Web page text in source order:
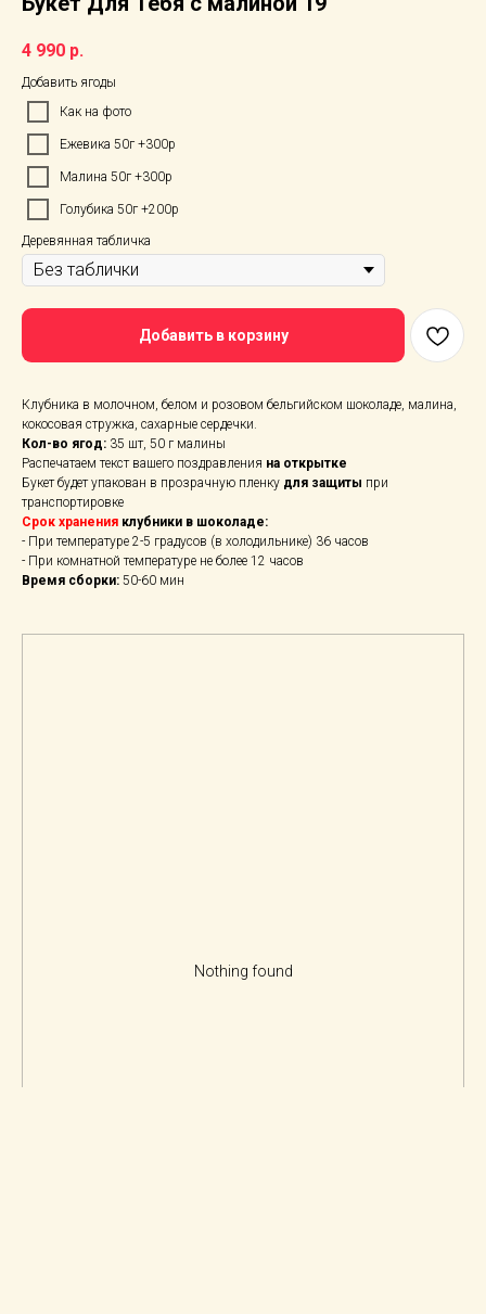
4 990 р.
Добавить ягоды
Как на фото
Ежевика 50г +300р
Малина 50г +300р
Голубика 50г +200р
Деревянная табличка
Добавить в корзину
Клубника в молочном, белом и розовом бельгийском шоколаде, малина,
кокосовая стружка, сахарные сердечки.
Кол-во ягод: 35 шт, 50 г малины
Распечатаем текст вашего поздравления на открытке
Букет будет упакован в прозрачную пленку для защиты при
транспортировке
Срок хранения клубники в шоколаде:
- При температуре 2-5 градусов (в холодильнике) 36 часов
- При комнатной температуре не более 12 часов
Время сборки: 50-60 мин
Nothing found